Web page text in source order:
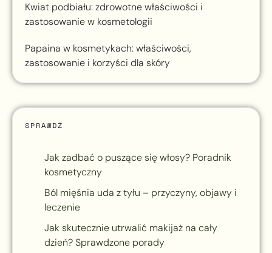
Kwiat podbiału: zdrowotne właściwości i
zastosowanie w kosmetologii
Papaina w kosmetykach: właściwości,
zastosowanie i korzyści dla skóry
SPRAWDŹ
Jak zadbać o puszące się włosy? Poradnik
kosmetyczny
Ból mięśnia uda z tyłu – przyczyny, objawy i
leczenie
Jak skutecznie utrwalić makijaż na cały
dzień? Sprawdzone porady